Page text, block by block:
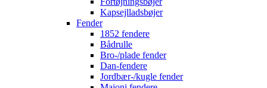
Kapsejlladsbøjer
Fender
1852 fendere
Bådrulle
Bro-/plade fender
Dan-fendere
Jordbær-/kugle fender